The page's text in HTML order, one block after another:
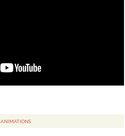
ANIMATIONS